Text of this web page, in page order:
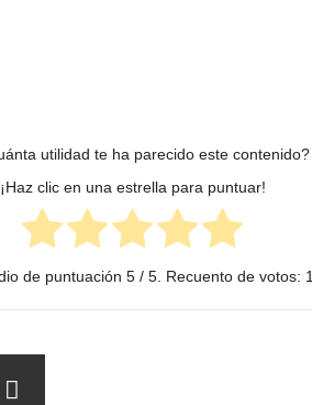
utilidad te ha parecido este contenido?
¡Haz clic en una estrella para puntuar!
de puntuación 5/ 5. Recuento de votos: 1